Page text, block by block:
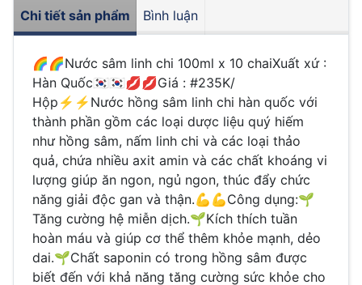
Chi tiết sản phẩm Bình luận
🌈🌈Nước sâm linh chi 100ml x 10 chaiXuất xứ :
Hàn Quốc🇰🇷🇰🇷💋💋Giá : #235K/
Hộp⚡️⚡️Nước hồng sâm linh chi hàn quốc với
thành phần gồm các loại dược liệu quý hiếm
như hồng sâm, nấm linh chi và các loại thảo
quả, chứa nhiều axit amin và các chất khoáng vi
lượng giúp ăn ngon, ngủ ngon, thúc đẩy chức
năng giải độc gan và thận.💪💪Công dụng:🌱
Tăng cường hệ miễn dịch.🌱Kích thích tuần
hoàn máu và giúp cơ thể thêm khỏe mạnh, dẻo
dai.🌱Chất saponin có trong hồng sâm được
biết đến với khả năng tăng cường sức khỏe cho